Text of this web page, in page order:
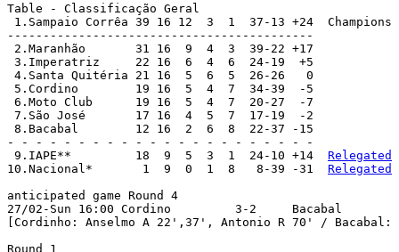
Table - Classificação Geral
1.Sampaio Corrêa 39 16 12  3  1  37-13 +24  Champions
-------------------------------------------
2.Maranhão       31 16  9  4  3  39-22 +17
3.Imperatriz     22 16  6  4  6  24-19  +5
4.Santa Quitéria 21 16  5  6  5  26-26   0
5.Cordino        19 16  5  4  7  34-39  -5
6.Moto Club      19 16  5  4  7  20-27  -7
7.São José       17 16  4  5  7  17-19  -2
8.Bacabal        12 16  2  6  8  22-37 -15
- - - - - - - - - - - - - - - - - - - - - -
9.IAPE**         18  9  5  3  1  24-10 +14 Relegated
10.Nacional*       1  9  0  1  8   8-39 -31 Relegated
anticipated game Round 4
27/02-Sun 16:00	Cordino	        3-2	Bacabal
[Cordinho: Anselmo A 22',37', Antonio R 70' /
Round 1